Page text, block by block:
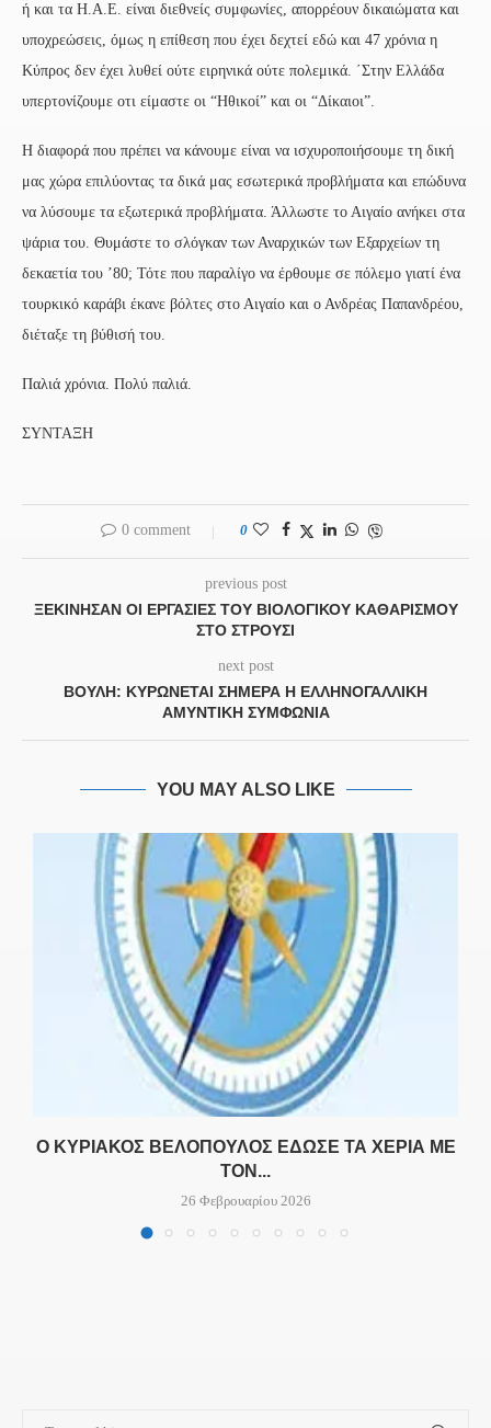
ή και τα Η.Α.Ε. είναι διεθνείς συμφωνίες, απορρέουν δικαιώματα και
υποχρεώσεις, όμως η επίθεση που έχει δεχτεί εδώ και 47 χρόνια η
Κύπρος δεν έχει λυθεί ούτε ειρηνικά ούτε πολεμικά. ΄Στην Ελλάδα
υπερτονίζουμε οτι είμαστε οι “Ηθικοί” και οι “Δίκαιοι”.
Η διαφορά που πρέπει να κάνουμε είναι να ισχυροποιήσουμε τη δική
μας χώρα επιλύοντας τα δικά μας εσωτερικά προβλήματα και επώδυνα
να λύσουμε τα εξωτερικά προβλήματα. Άλλωστε το Αιγαίο ανήκει στα
ψάρια του. Θυμάστε το σλόγκαν των Αναρχικών των Εξαρχείων τη
δεκαετία του ’80; Τότε που παραλίγο να έρθουμε σε πόλεμο γιατί ένα
τουρκικό καράβι έκανε βόλτες στο Αιγαίο και ο Ανδρέας Παπανδρέου,
διέταξε τη βύθισή του.
Παλιά χρόνια. Πολύ παλιά.
ΣΥΝΤΑΞΗ
0 comment 0
previous post
ΞΕΚΊΝΗΣΑΝ ΟΙ ΕΡΓΑΣΊΕΣ ΤΟΥ ΒΙΟΛΟΓΙΚΟΎ ΚΑΘΑΡΙΣΜΟΎ
ΣΤΟ ΣΤΡΟΎΣΙ
next post
ΒΟΥΛΉ: ΚΥΡΏΝΕΤΑΙ ΣΉΜΕΡΑ Η ΕΛΛΗΝΟΓΑΛΛΙΚΉ
ΑΜΥΝΤΙΚΉ ΣΥΜΦΩΝΊΑ
YOU MAY ALSO LIKE
Ο ΚΥΡΙΆΚΟΣ ΒΕΛΌΠΟΥΛΟΣ ΈΔΩΣΕ ΤΑ ΧΈΡΙΑ ΜΕ
ΤΟΝ...
26 Φεβρουαρίου 2026